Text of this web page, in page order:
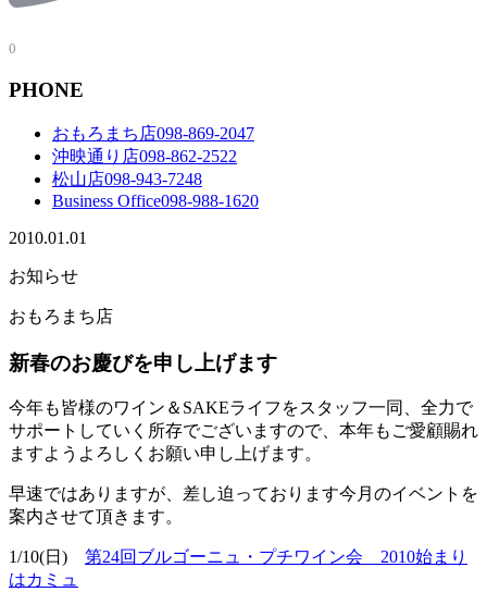
0
PHONE
おもろまち店098-869-2047
沖映通り店098-862-2522
松山店098-943-7248
Business Office098-988-1620
2010.01.01
お知らせ
おもろまち店
新春のお慶びを申し上げます
今年も皆様のワイン＆SAKEライフをスタッフ一同、全力で
サポートしていく所存でございますので、本年もご愛顧賜れ
ますようよろしくお願い申し上げます。
早速ではありますが、差し迫っております今月のイベントを
案内させて頂きます。
1/10(日) 第24回ブルゴーニュ・プチワイン会 2010始まり
はカミュ